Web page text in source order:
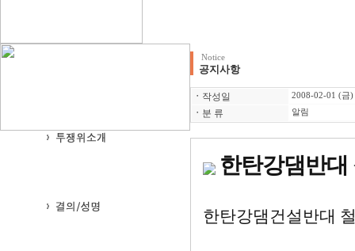
Notice
공지사항
ㆍ 작성일 2008-02-01 (금)
ㆍ 분 류 알림
한탄강댐반대
한탄강댐건설반대